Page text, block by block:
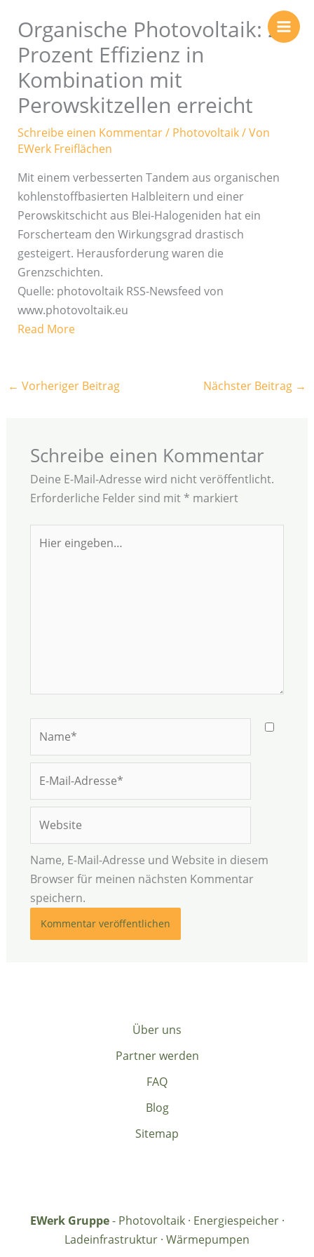
Inhalt
springen
Organische Photovoltaik: 24
Prozent Effizienz in
Kombination mit
Perowskitzellen erreicht
Schreibe einen Kommentar/ Photovoltaik/ Von
EWerk Freiflächen
Mit einem verbesserten Tandem aus organischen
kohlenstoffbasierten Halbleitern und einer
Perowskitschicht aus Blei-Halogeniden hat ein
Forscherteam den Wirkungsgrad drastisch
gesteigert. Herausforderung waren die
Grenzschichten.
Quelle: photovoltaik RSS-Newsfeed von
www.photovoltaik.eu
Read More
← Vorheriger Beitrag Nächster Beitrag →
Schreibe einen Kommentar
Deine E-Mail-Adresse wird nicht veröffentlicht.
Erforderliche Felder sind mit * markiert
eingeben…
Mail-
Adresse*
Name, E-Mail-Adresse und Website in diesem
Browser für meinen nächsten Kommentar
speichern.
Über uns
Partner werden
FAQ
Blog
Sitemap
EWerk Gruppe- Photovoltaik · Energiespeicher ·
Ladeinfrastruktur · Wärmepumpen